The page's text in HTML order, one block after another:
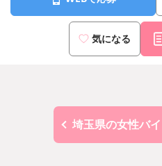
気になる
埼玉県の女性バ